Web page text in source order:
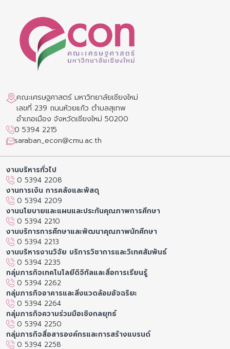
คณะเศรษฐศาสตร์ มหาวิทยาลัยเชียงใหม่
เลขที่ 239 ถนนห้วยแก้ว ตำบลสุเทพ
อำเภอเมือง จังหวัดเชียงใหม่ 50200
0 5394 2215
saraban_econ@cmu.ac.th
งานบริหารทั่วไป
0 5394 2208
งานการเงิน การคลังและพัสดุ
0 5394 2209
งานนโยบายและแผนและประกันคุณภาพการศึกษา
0 5394 2210
งานบริการการศึกษาและพัฒนาคุณภาพนักศึกษา
0 5394 2213
งานบริหารงานวิจัย บริการวิชาการและวิเทศสัมพันธ์
0 5394 2235
กลุ่มภารกิจเทคโนโลยีดิจิทัลและสื่อการเรียนรู้
0 5394 2262
กลุ่มภารกิจอาคารและสิ่งแวดล้อมอัจฉริยะ
0 5394 2264
กลุ่มภารกิจความร่วมมือเชิงกลยุทธ์
0 5394 2250
กลุ่มภารกิจสื่อสารองค์กรและการสร้างแบรนด์
0 5394 2258